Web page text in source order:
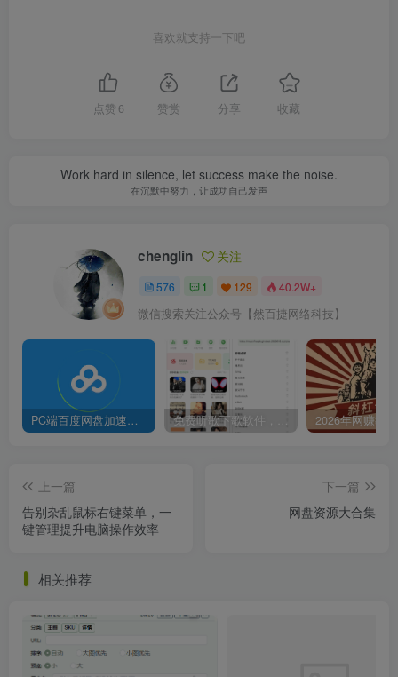
喜欢就支持一下吧
点赞 6 赞赏 分享 收藏
Work hard in silence, let success make the noise.
在沉默中努力，让成功自己发声
chenglin 关注
576 1 129 40.2W+
微信搜索关注公众号【然百捷网络科技】
PC端百度网盘加速下载补丁脚本及使用方法 免费听歌下歌软件，支持无损音乐下载
上一篇
告别杂乱鼠标右键菜单，一
键管理提升电脑操作效率
下一篇
网盘资源大合集
相关推荐